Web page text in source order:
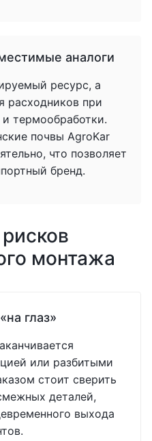
аналоги
ресурс, а
расходников при
термообработки.
почвы AgroKar
что позволяет
бренд.
монтажа
глаз»
или разбитыми
стоит сверить
деталей,
выхода